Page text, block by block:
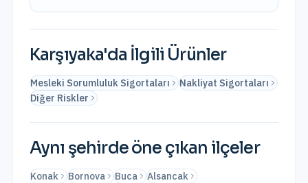
Karşıyaka'da İlgili Ürünler
Mesleki Sorumluluk Sigortaları
Nakliyat Sigortaları
Diğer Riskler
Aynı şehirde öne çıkan ilçeler
Konak Bornova Buca Alsancak